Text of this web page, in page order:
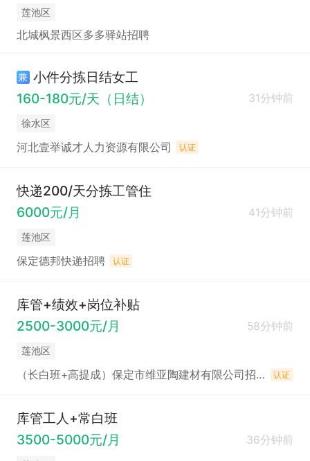
莲池区
北城枫景西区多多驿站招聘
兼 小件分拣日结女工
160-180元/天（日结）
31分钟前
徐水区
河北壹举诚才人力资源有限公司 认证
快递200/天分拣工管住
6000元/月
41分钟前
莲池区
保定德邦快递招聘 认证
库管+绩效+岗位补贴
2500-3000元/月
58分钟前
莲池区
（长白班+高提成）保定市维亚陶建材有限公司招聘 认证
库管工人+常白班
3500-5000元/月
36分钟前